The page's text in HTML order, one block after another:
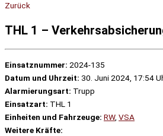
Zurück
THL 1 –
Einsatznummer: 2024-135
Datum und Uhrzeit: 30. Juni 2024, 17:54
Alarmierungsart: Trupp
Einsatzart: THL 1
Einheiten und Fahrzeuge: RW, VSA
Weitere Kräfte: